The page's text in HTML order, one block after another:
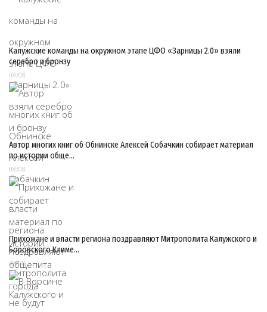
Калужские команды на окружном этапе ЦФО «Зарницы 2.0» взяли
серебро и бронзу
08/08
Автор многих книг об Обнинске Алексей Собачкин собирает материал
по истории обще…
08/08
Прихожане и власти региона поздравляют Митрополита Калужского и
Боровского Климе…
08/08